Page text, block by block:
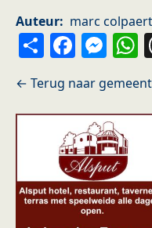
Auteur
marc colpaert
Share